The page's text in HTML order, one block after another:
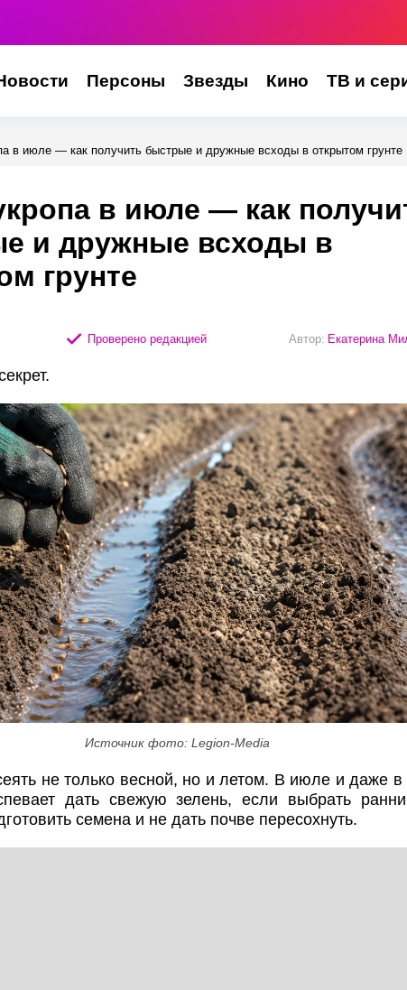
Персоны Звезды Кино ТВ и
в июле — как получить быстрые и дружные всходы в открытом грунте
в июле — как
и дружные всходы в
грунте
Проверено редакцией Автор: Екатерина
Источник фото: Legion-Media
не только весной, но и летом. В июле и даже в
дать свежую зелень, если выбрать
семена и не дать почве пересохнуть.